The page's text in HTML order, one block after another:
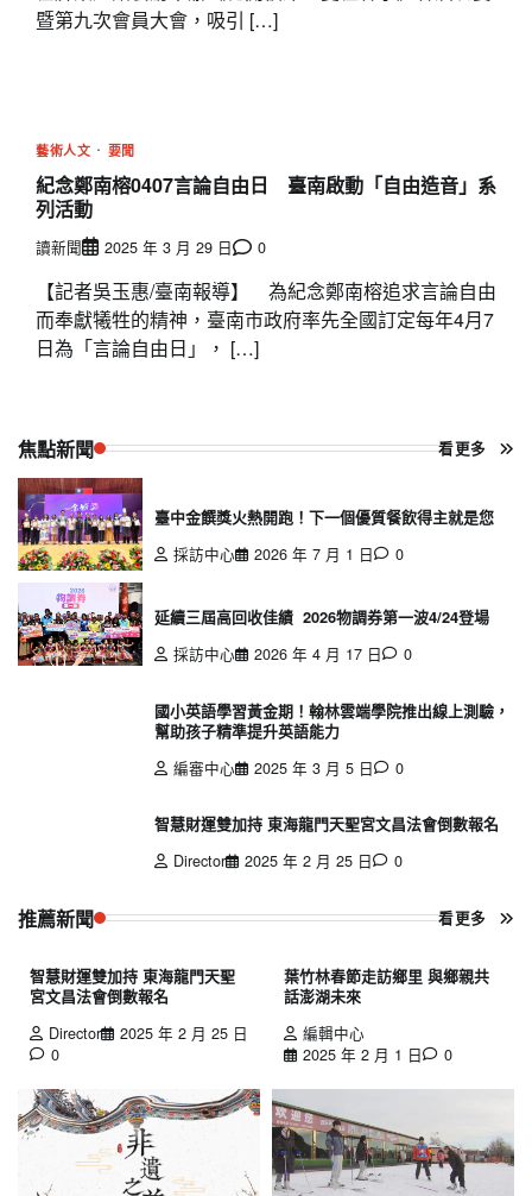
暨第九次會員大會，吸引 […]
藝術人文 要聞
紀念鄭南榕0407言論自由日 臺南啟動「自由造音」系
列活動
讀新聞 2025 年 3 月 29 日 0
【記者吳玉惠/臺南報導】 為紀念鄭南榕追求言論自由
而奉獻犧牲的精神，臺南市政府率先全國訂定每年4月7
日為「言論自由日」， […]
焦點新聞 看更多
臺中金饌獎火熱開跑！下一個優質餐飲得主就是您
採訪中心
2026 年 7 月 1 日 0
延續三屆高回收佳績 2026物調券第一波4/24登場
採訪中心
2026 年 4 月 17 日 0
國小英語學習黃金期！翰林雲端學院推出線上測驗，
幫助孩子精準提升英語能力
編審中心
2025 年 3 月 5 日 0
智慧財運雙加持 東海龍門天聖宮文昌法會倒數報名
Director
2025 年 2 月 25 日 0
推薦新聞 看更多
智慧財運雙加持 東海龍門天聖
宮文昌法會倒數報名
Director
2025 年 2 月 25 日
0
葉竹林春節走訪鄉里 與鄉親共
話澎湖未來
編輯中心
2025 年 2 月 1 日
0